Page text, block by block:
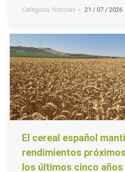
Categoria: Noticias 21 / 07 / 2026
El cereal español
rendimientos
los últimos cinco años